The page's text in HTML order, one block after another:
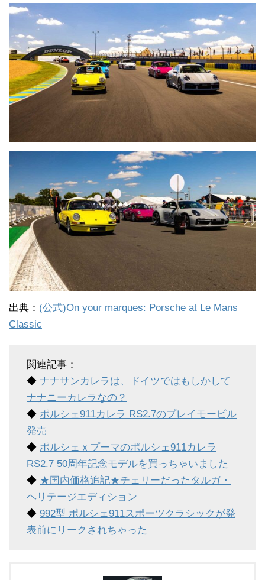
出典： (公式)On your marques: Porsche at Le Mans
Classic
関連記事：
◆ ナナサンカレラは、ドイツではもしかして
ナナニーカレラなの？
◆ ポルシェ911カレラ RS2.7のプレイモービル
発売
◆ ポルシェｘプーマのポルシェ911カレラ
RS2.7 50周年記念モデルを買っちゃいました
◆ ★国内価格追記★チェリーだったタルガ・
ヘリテージエディション
◆ 992型 ポルシェ911スポーツクラシックが発
表前にリークされちゃった